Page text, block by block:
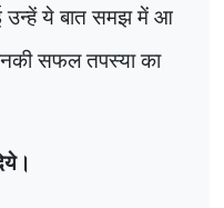
उन्हें ये बात समझ में आ
सफल तपस्या का